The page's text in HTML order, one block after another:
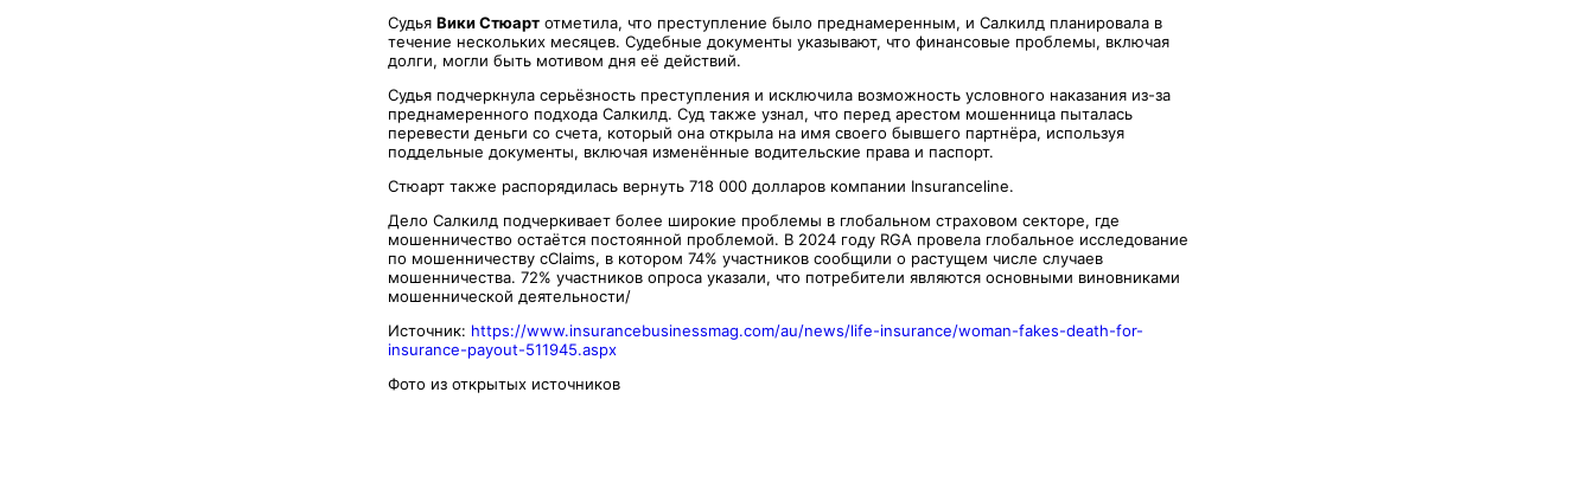
Судья Вики Стюарт отметила, что преступление было преднамеренным, и Салкилд планировала в
течение нескольких месяцев. Судебные документы указывают, что финансовые проблемы, включая
долги, могли быть мотивом дня её действий.
Судья подчеркнула серьёзность преступления и исключила возможность условного наказания из-за
преднамеренного подхода Салкилд. Суд также узнал, что перед арестом мошенница пыталась
перевести деньги со счета, который она открыла на имя своего бывшего партнёра, используя
поддельные документы, включая изменённые водительские права и паспорт.
Стюарт также распорядилась вернуть 718 000 долларов компании Insuranceline.
Дело Салкилд подчеркивает более широкие проблемы в глобальном страховом секторе, где
мошенничество остаётся постоянной проблемой. В 2024 году RGA провела глобальное исследование
по мошенничеству сClaims, в котором 74% участников сообщили о растущем числе случаев
мошенничества. 72% участников опроса указали, что потребители являются основными виновниками
мошеннической деятельности/
Источник: https://www.insurancebusinessmag.com/au/news/life-insurance/woman-fakes-death-for-
insurance-payout-511945.aspx
Фото из открытых источников